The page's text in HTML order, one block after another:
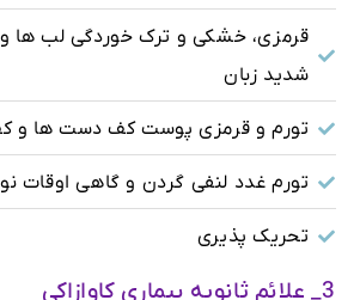
قرمزی، خشکی و ترک خوردگی لب ها و
شدید زبان
تورم و قرمزی پوست کف دست ها و
تورم غدد لنفی گردن و گاهی اوقات
تحریک پذیری
3_ علائم ثانویه بیماری کاوازاکی